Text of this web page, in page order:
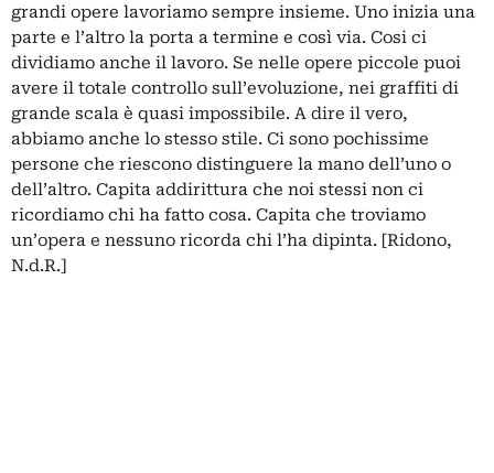
grandi opere lavoriamo sempre insieme. Uno inizia una
parte e l’altro la porta a termine e così via. Cosi ci
dividiamo anche il lavoro. Se nelle opere piccole puoi
avere il totale controllo sull’evoluzione, nei graffiti di
grande scala è quasi impossibile. A dire il vero,
abbiamo anche lo stesso stile. Ci sono pochissime
persone che riescono distinguere la mano dell’uno o
dell’altro. Capita addirittura che noi stessi non ci
ricordiamo chi ha fatto cosa. Capita che troviamo
un’opera e nessuno ricorda chi l’ha dipinta. [Ridono,
N.d.R.]